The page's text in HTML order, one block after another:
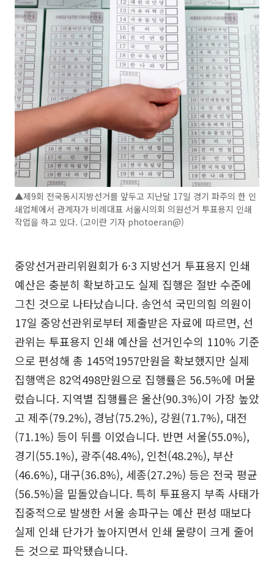
▲제9회 전국동시지방선거를 앞두고 지난달 17일 경기 파주의 한 인
쇄업체에서 관계자가 비례대표 서울시의회 의원선거 투표용지 인쇄
작업을 하고 있다. (고이란 기자 photoeran@)
중앙선거관리위원회가 6·3 지방선거 투표용지 인쇄
예산은 충분히 확보하고도 실제 집행은 절반 수준에
그친 것으로 나타났습니다. 송언석 국민의힘 의원이
17일 중앙선관위로부터 제출받은 자료에 따르면, 선
관위는 투표용지 인쇄 예산을 선거인수의 110% 기준
으로 편성해 총 145억1957만원을 확보했지만 실제
집행액은 82억498만원으로 집행률은 56.5%에 머물
렀습니다. 지역별 집행률은 울산(90.3%)이 가장 높았
고 제주(79.2%), 경남(75.2%), 강원(71.7%), 대전
(71.1%) 등이 뒤를 이었습니다. 반면 서울(55.0%),
경기(55.1%), 광주(48.4%), 인천(48.2%), 부산
(46.6%), 대구(36.8%), 세종(27.2%) 등은 전국 평균
(56.5%)을 밑돌았습니다. 특히 투표용지 부족 사태가
집중적으로 발생한 서울 송파구는 예산 편성 때보다
실제 인쇄 단가가 높아지면서 인쇄 물량이 크게 줄어
든 것으로 파악됐습니다.